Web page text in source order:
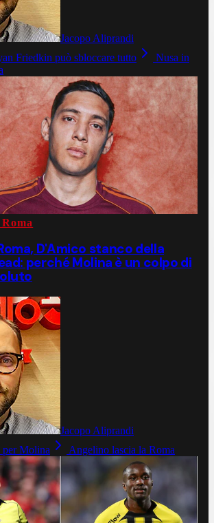
Jacopo Aliprandi
Friedkin può sbloccare tutto
Nusa in
D'Amico stanco della
perché Molina è un colpo di
Jacopo Aliprandi
per Molina
Angelino lascia la Roma